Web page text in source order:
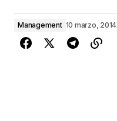
Management 10 marzo, 2014